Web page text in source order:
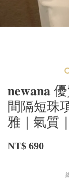
𝐧𝐞𝐰𝐚𝐧𝐚
間隔短珠
雅｜氣質
NT$ 690